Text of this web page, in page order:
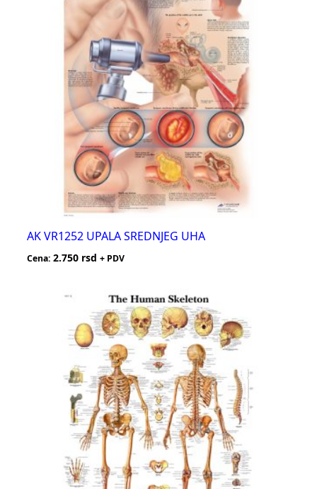
AK VR1252 UPALA SREDNJEG UHA
Cena: 2.750 rsd + PDV